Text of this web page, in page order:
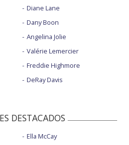
Diane Lane
Dany Boon
Angelina Jolie
Valérie Lemercier
Freddie Highmore
DeRay Davis
DESTACADOS
Ella McCay